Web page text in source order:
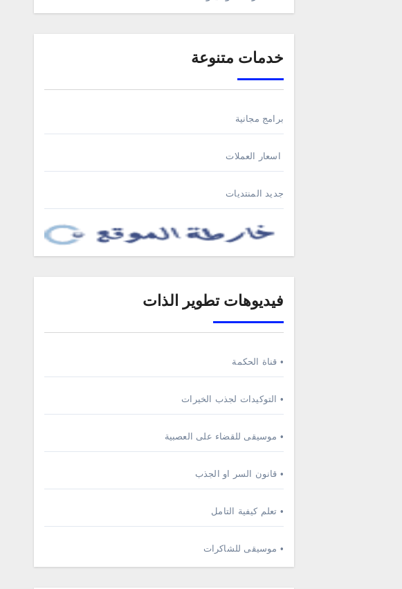
خدمات متنوعة
برامج مجانية
اسعار العملات
جديد المنتديات
فيديوهات تطوير الذات
• قناة الحكمة
• التوكيدات لجذب الخيرات
• موسيقى للقضاء على العصبية
• قانون السر او الجذب
• تعلم كيفية التامل
• موسيقى للشاكرات